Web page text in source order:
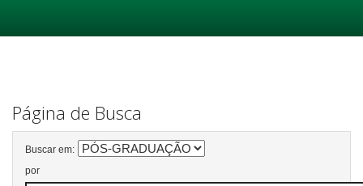
Página de Busca
Buscar em:
por